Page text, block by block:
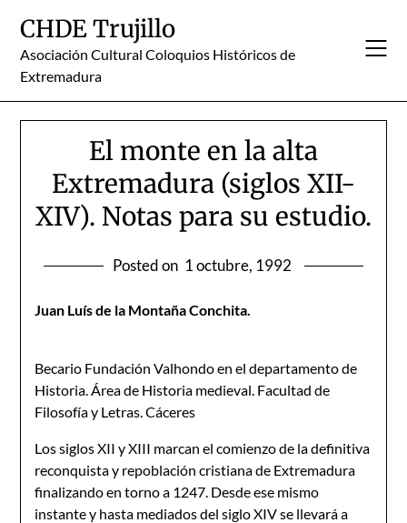
content
CHDE Trujillo
Asociación Cultural Coloquios Históricos de
Extremadura
El monte en la alta
Extremadura (siglos XII-
XIV). Notas para su estudio.
Posted on 1 octubre, 1992
Juan Luís de la Montaña Conchita.
Becario Fundación Valhondo en el departamento de
Historia. Área de Historia medieval. Facultad de
Filosofía y Letras. Cáceres
Los siglos XII y XIII marcan el comienzo de la definitiva
reconquista y repoblación cristiana de Extremadura
finalizando en torno a 1247. Desde ese mismo
instante y hasta mediados del siglo XIV se llevará a